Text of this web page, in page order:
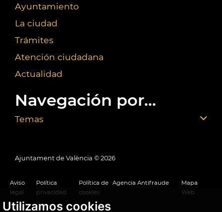
Utilizamos cookies
Ayuntamiento
La ciudad
Trámites
Atención ciudadana
Actualidad
Navegación por...
Temas
Ajuntament de València © 2026
Aviso
legal
Política
privacidad
Política de
cookies
Agencia Antifraude
Mapa
Web